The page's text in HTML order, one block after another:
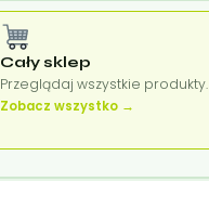
Cały sklep
Przeglądaj wszystkie produkty.
Zobacz wszystko →